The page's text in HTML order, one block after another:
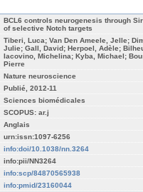
BCL6 controls neurogenesis through
of selective Notch targets
Tiberi, Luca; Van Den Ameele, Jelle;
Julie; Gall, David; Herpoel, Adèle;
Iacovino, Michelina; Kyba, Michael;
Pierre
Nature neuroscience
Publié, 2012-11
Sciences biomédicales
SCOPUS: ar.j
Anglais
urn:issn:1097-6256
info:doi/10.1038/nn.3264
info:pii/NN3264
info:scp/84870565938
info:pmid/23160044